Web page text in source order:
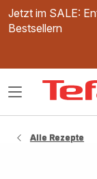
Jetzt im SALE:
Bestsellern
Das
Alle Rezepte